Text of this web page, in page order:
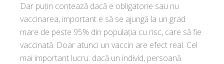
Dar puțin contează dacă e obligatorie sau nu
vaccinarea, important e să se ajungă la un grad
mare de peste 95% din populația cu risc, care să fie
vaccinată. Doar atunci un vaccin are efect real. Cel
mai important lucru: dacă un individ, persoană